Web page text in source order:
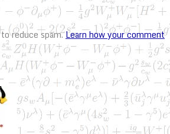
reduce spam.Learn how your comment